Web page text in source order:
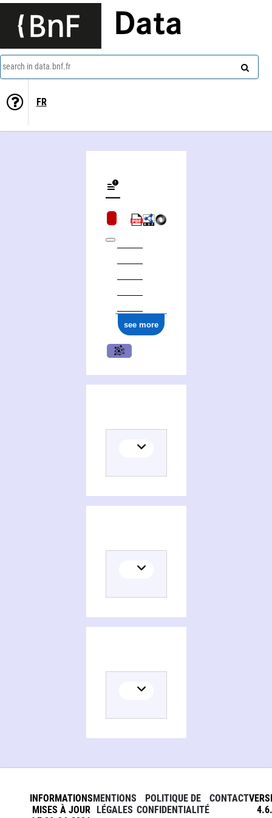
Data
search in data.bnf.fr
FR
see more
INFORMATIONS
MISES À JOUR
MENTIONS
LÉGALES
POLITIQUE DE
CONFIDENTIALITÉ
CONTACT